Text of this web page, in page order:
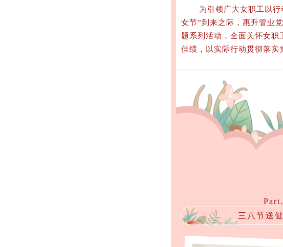
为引领广大女职工以行动
女节”到来之际，惠升管业
题系列活动，全面关怀女职
佳绩，以实际行动贯彻落实
三八节送